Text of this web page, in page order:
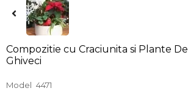
Compozitie cu Craciunita si Plante
Ghiveci
Model 4471